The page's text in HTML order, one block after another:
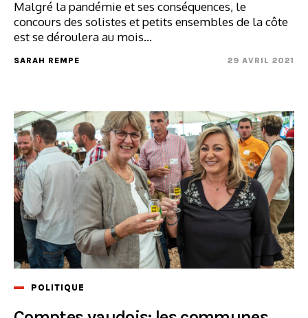
Malgré la pandémie et ses conséquences, le
concours des solistes et petits ensembles de la côte
est se déroulera au mois...
SARAH REMPE 29 AVRIL 2021
POLITIQUE